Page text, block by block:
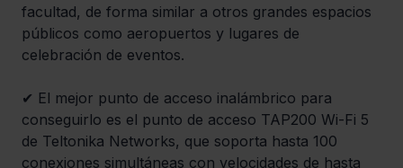
facultad, de forma similar a otros grandes espacios
públicos como aeropuertos y lugares de
celebración de eventos.
✔ El mejor punto de acceso inalámbrico para
conseguirlo es el punto de acceso TAP200 Wi-Fi 5
de Teltonika Networks, que soporta hasta 100
conexiones simultáneas con velocidades de hasta